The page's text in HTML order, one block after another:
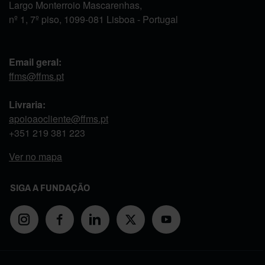
Largo Monterroio Mascarenhas,
nº 1, 7º piso, 1099-081 Lisboa - Portugal
Email geral:
ffms@ffms.pt
Livraria:
apoioaocliente@ffms.pt
+351 219 381 223
Ver no mapa
SIGA A FUNDAÇÃO